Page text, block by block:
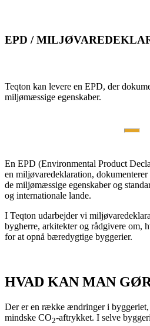
EPD /
Teqton kan levere en EPD, der
miljømæssige egenskaber.
En EPD (Environmental Product
en miljøvaredeklaration,
de miljømæssige egenskaber og
og internationale lande.
I Teqton udarbejder vi
bygherre, arkitekter og rådgivere om,
for at opnå bæredygtige byggerier.
HVAD KAN MAN
Der er en række ændringer i byggeriet,
mindske CO2-aftrykket. I selve